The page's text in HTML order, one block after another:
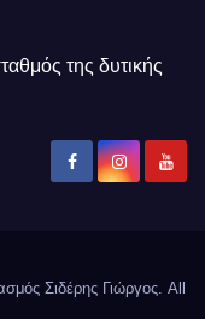
της δυτικής
Σιδέρης Γιώργος. All